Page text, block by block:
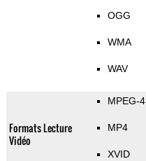
OGG
WMA
WAV
Formats Lecture
Vidéo
MPEG-4
MP4
XVID